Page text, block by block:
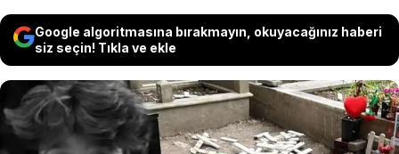
Google algoritmasına bırakmayın, okuyacağınız haberi
siz seçin! Tıkla ve ekle